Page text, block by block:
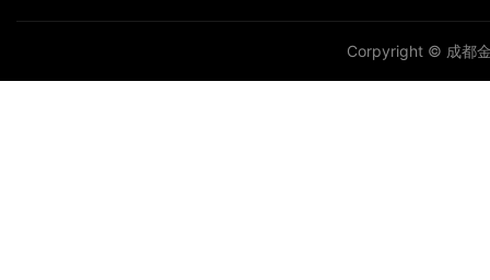
Corpyright © 成都